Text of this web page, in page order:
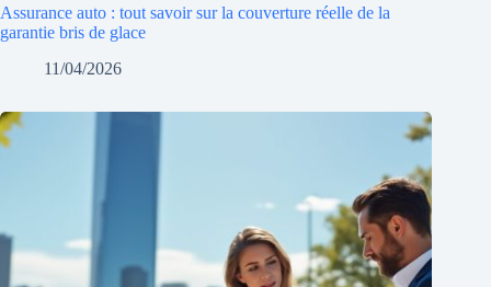
Assurance auto : tout savoir sur la couverture réelle de la
garantie bris de glace
11/04/2026